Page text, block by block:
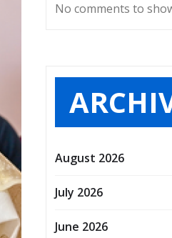
No comments to
August 2026
July 2026
June 2026